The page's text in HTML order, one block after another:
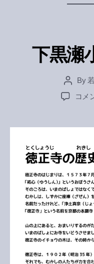
下黒瀬
Post
author
By
下
小
校
町
探
検
へ
の
コメ